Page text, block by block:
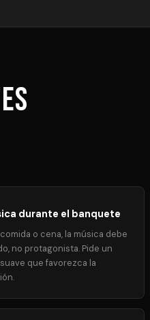
durante el banquete
o cena, la música debe
no protagonista. Pide un
que favorezca la